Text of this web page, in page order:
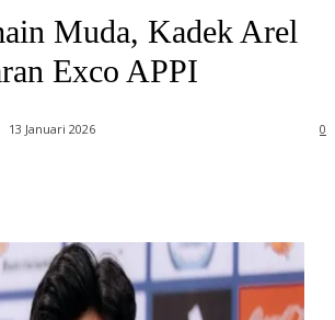
Muda, Kadek Arel
Exco APPI
13 Januari 2026 0